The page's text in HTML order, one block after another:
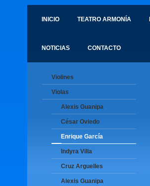
INICIO TEATRO ARMONÍA
NOTICIAS CONTACTO
Violines
Violas
Alexis Guanipa
César Oviedo
Enrique García
Indyra Villa
Cruz Arguelles
Alexis Guanipa